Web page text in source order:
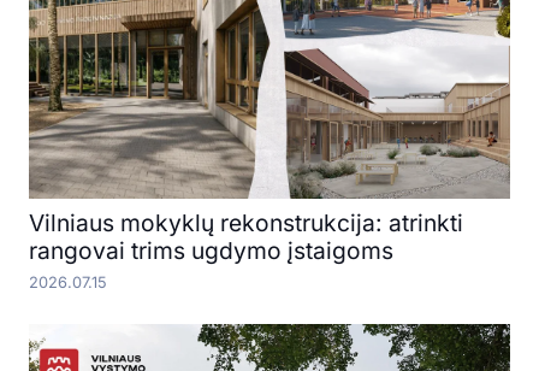
Vilniaus mokyklų rekonstrukcija: atrinkti
rangovai trims ugdymo įstaigoms
2026.07.15